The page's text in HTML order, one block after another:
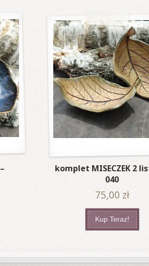
komplet MISECZEK 2
040
75,00 zł
Kup Teraz!